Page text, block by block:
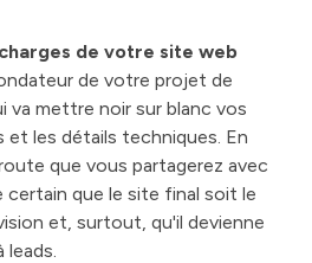
d'un cahier des charges
business en stratégie
pour un projet Webflow
et les livrables
éviter absolument
le cahier des charges web
de votre site web
de votre projet de
va mettre noir sur blanc vos
les détails techniques. En
que vous partagerez avec
que le site final soit le
et, surtout, qu'il devienne
leads.